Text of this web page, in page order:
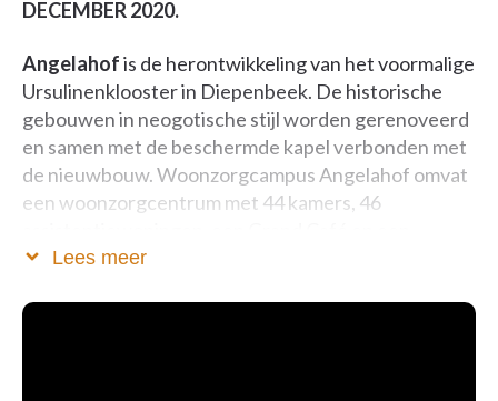
DECEMBER 2020.
Angelahofis de herontwikkeling van het voormalige
Ursulinenklooster in Diepenbeek. De historische
gebouwen in neogotische stijl worden gerenoveerd
en samen met de beschermde kapel verbonden met
de nieuwbouw. Woonzorgcampus Angelahof omvat
een woonzorgcentrum met 44 kamers, 46
ondergrondse parkeergarage.
Duurzame zorgsite
Lees meer